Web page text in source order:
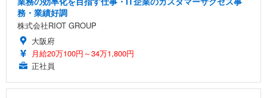
務・業績好調
株式会社RIOT GROUP
大阪府
月給20万100円～34万1,800円
正社員